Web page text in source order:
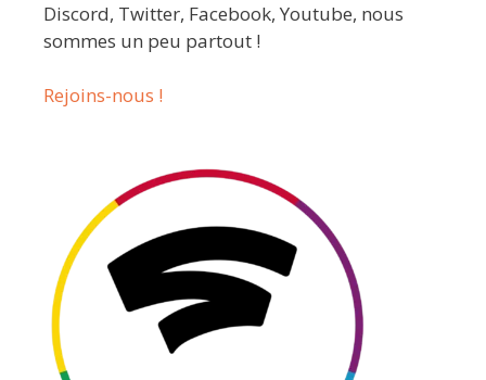
Discord, Twitter, Facebook, Youtube, nous
sommes un peu partout !
Rejoins-nous !